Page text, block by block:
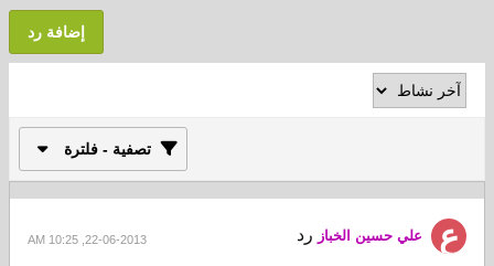
إضافة رد
تصفية - فلترة
علي حسين الخباز رد 22-06-2013, 10:25 AM